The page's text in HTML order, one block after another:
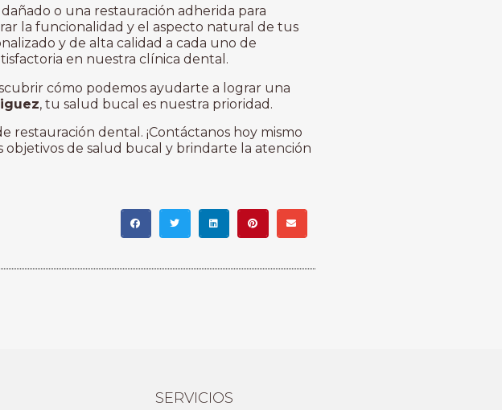
o una restauración adherida para
la funcionalidad y el aspecto natural de tus
y de alta calidad a cada uno de
en nuestra clínica dental.
cómo podemos ayudarte a lograr una
, tu salud bucal es nuestra prioridad.
restauración dental. ¡Contáctanos hoy mismo
objetivos de salud bucal y brindarte la atención
SERVICIOS